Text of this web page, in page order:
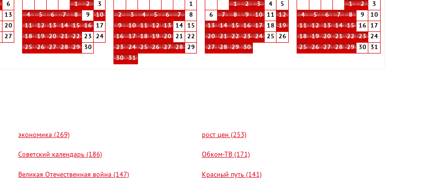
6
13
20
27
1 2
3
4
5 6 7 8 9
10
11
12 13 14 15 16
17
18
19 20 21 22 23
24
25
26 27 28 29 30
1
2
3 4 5 6 7
8
9
10 11 12 13 14
15
16
17 18 19 20 21
22
23
24 25 26 27 28
29
30
31
1 2 3 4
5
6
7 8 9 10 11
12
13
14 15 16 17 18
19
20
21 22 23 24 25
26
27
28 29 30
1 2
3
4
5 6 7 8 9
10
11
12 13 14 15 16
17
18
19 20 21 22 23
24
25
26 27 28 29 30 31
экономика (269) рост цен (253)
Советский календарь (186) Обком-ТВ (171)
Великая Отечественная война (147) Красный путь (141)